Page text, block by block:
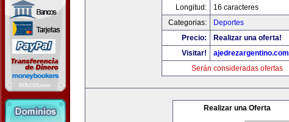
Longitud:
16 caracteres
Categorias:
Deportes
Precio:
Realizar una oferta!
Visitar!
ajedrezargentino.com
Serán consideradas ofertas
Realizar una Oferta